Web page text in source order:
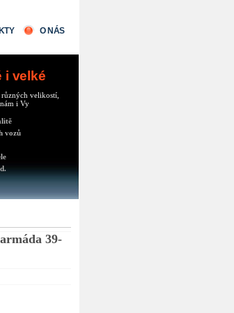
O NÁS
i velké
velikostí,
i Vy
vozů
39-